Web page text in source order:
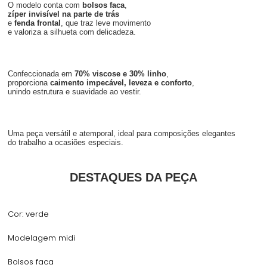
O modelo conta com bolsos faca,
zíper invisível na parte de trás
efenda frontal , que traz leve movimento
e valoriza a silhueta com delicadeza.
Confeccionada em70% viscose e 30% linho,
proporcionacaimento impecável, leveza e conforto,
unindo estrutura e suavidade ao vestir.
Uma peça versátil e atemporal, ideal para composições elegantes
do trabalho a ocasiões especiais.
DESTAQUES DA PEÇA
Cor: verde
Modelagem midi
Bolsos faca